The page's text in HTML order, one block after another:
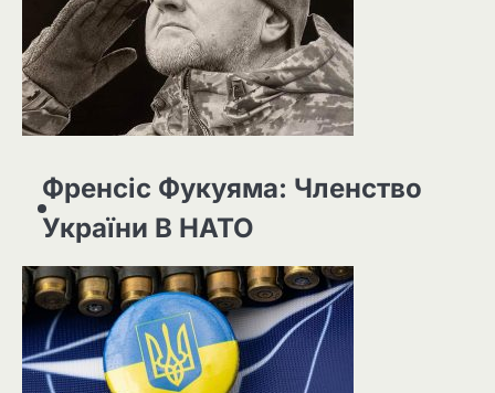
Френсіс Фукуяма: Членство
України В НАТО